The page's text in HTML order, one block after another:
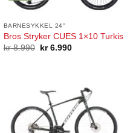
BARNESYKKEL 24''
Bros Stryker CUES 1×10 Turkis
kr8.990
Opprinnelig
kr6.990Nåværende